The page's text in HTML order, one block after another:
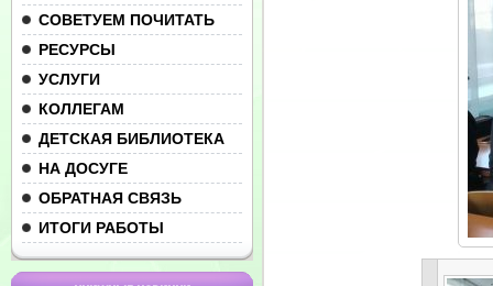
СОВЕТУЕМ ПОЧИТАТЬ
РЕСУРСЫ
УСЛУГИ
КОЛЛЕГАМ
ДЕТСКАЯ БИБЛИОТЕКА
НА ДОСУГЕ
ОБРАТНАЯ СВЯЗЬ
ИТОГИ РАБОТЫ